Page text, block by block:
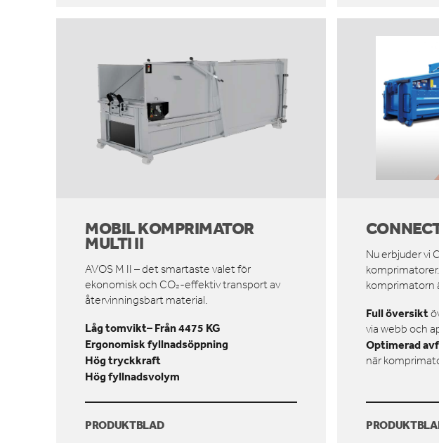
MOBIL KOMPRIMATOR
MULTI II
AVOS M II – det smartaste valet för
ekonomisk och CO₂-effektiv transport av
återvinningsbart material.
Låg tomvikt– Från 4475 KG
Ergonomisk fyllnadsöppning
Hög tryckkraft
Hög fyllnadsvolym
PRODUKTBLAD
Nu erbjuder vi
komprimatorn
Full översikt
via webb och
Optimerad
när